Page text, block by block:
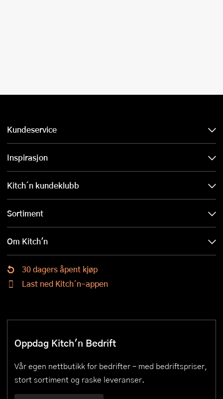
Kundeservice
Inspirasjon
Kitch´n kundeklubb
Sortiment
Om Kitch'n
30 dagers åpent kjøp
Last ned Kitch´n-appen
Oppdag Kitch'n Bedrift
Vår egen nettbutikk for bedrifter – med bedriftspriser,
stort sortiment og raske leveranser.